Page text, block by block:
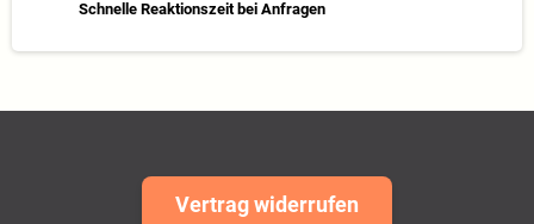
Schnelle Reaktionszeit bei Anfragen
Vertrag widerrufen